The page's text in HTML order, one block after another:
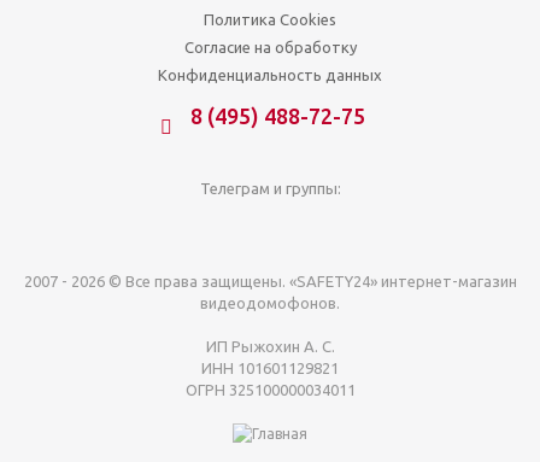
Политика Cookies
Согласие на обработку
Конфиденциальность данных
8 (495) 488-72-75
Телеграм и группы:
2007 - 2026 © Все права защищены. «SAFETY24» интернет-магазин
видеодомофонов.
ИП Рыжохин А. С.
ИНН 101601129821
ОГРН 325100000034011